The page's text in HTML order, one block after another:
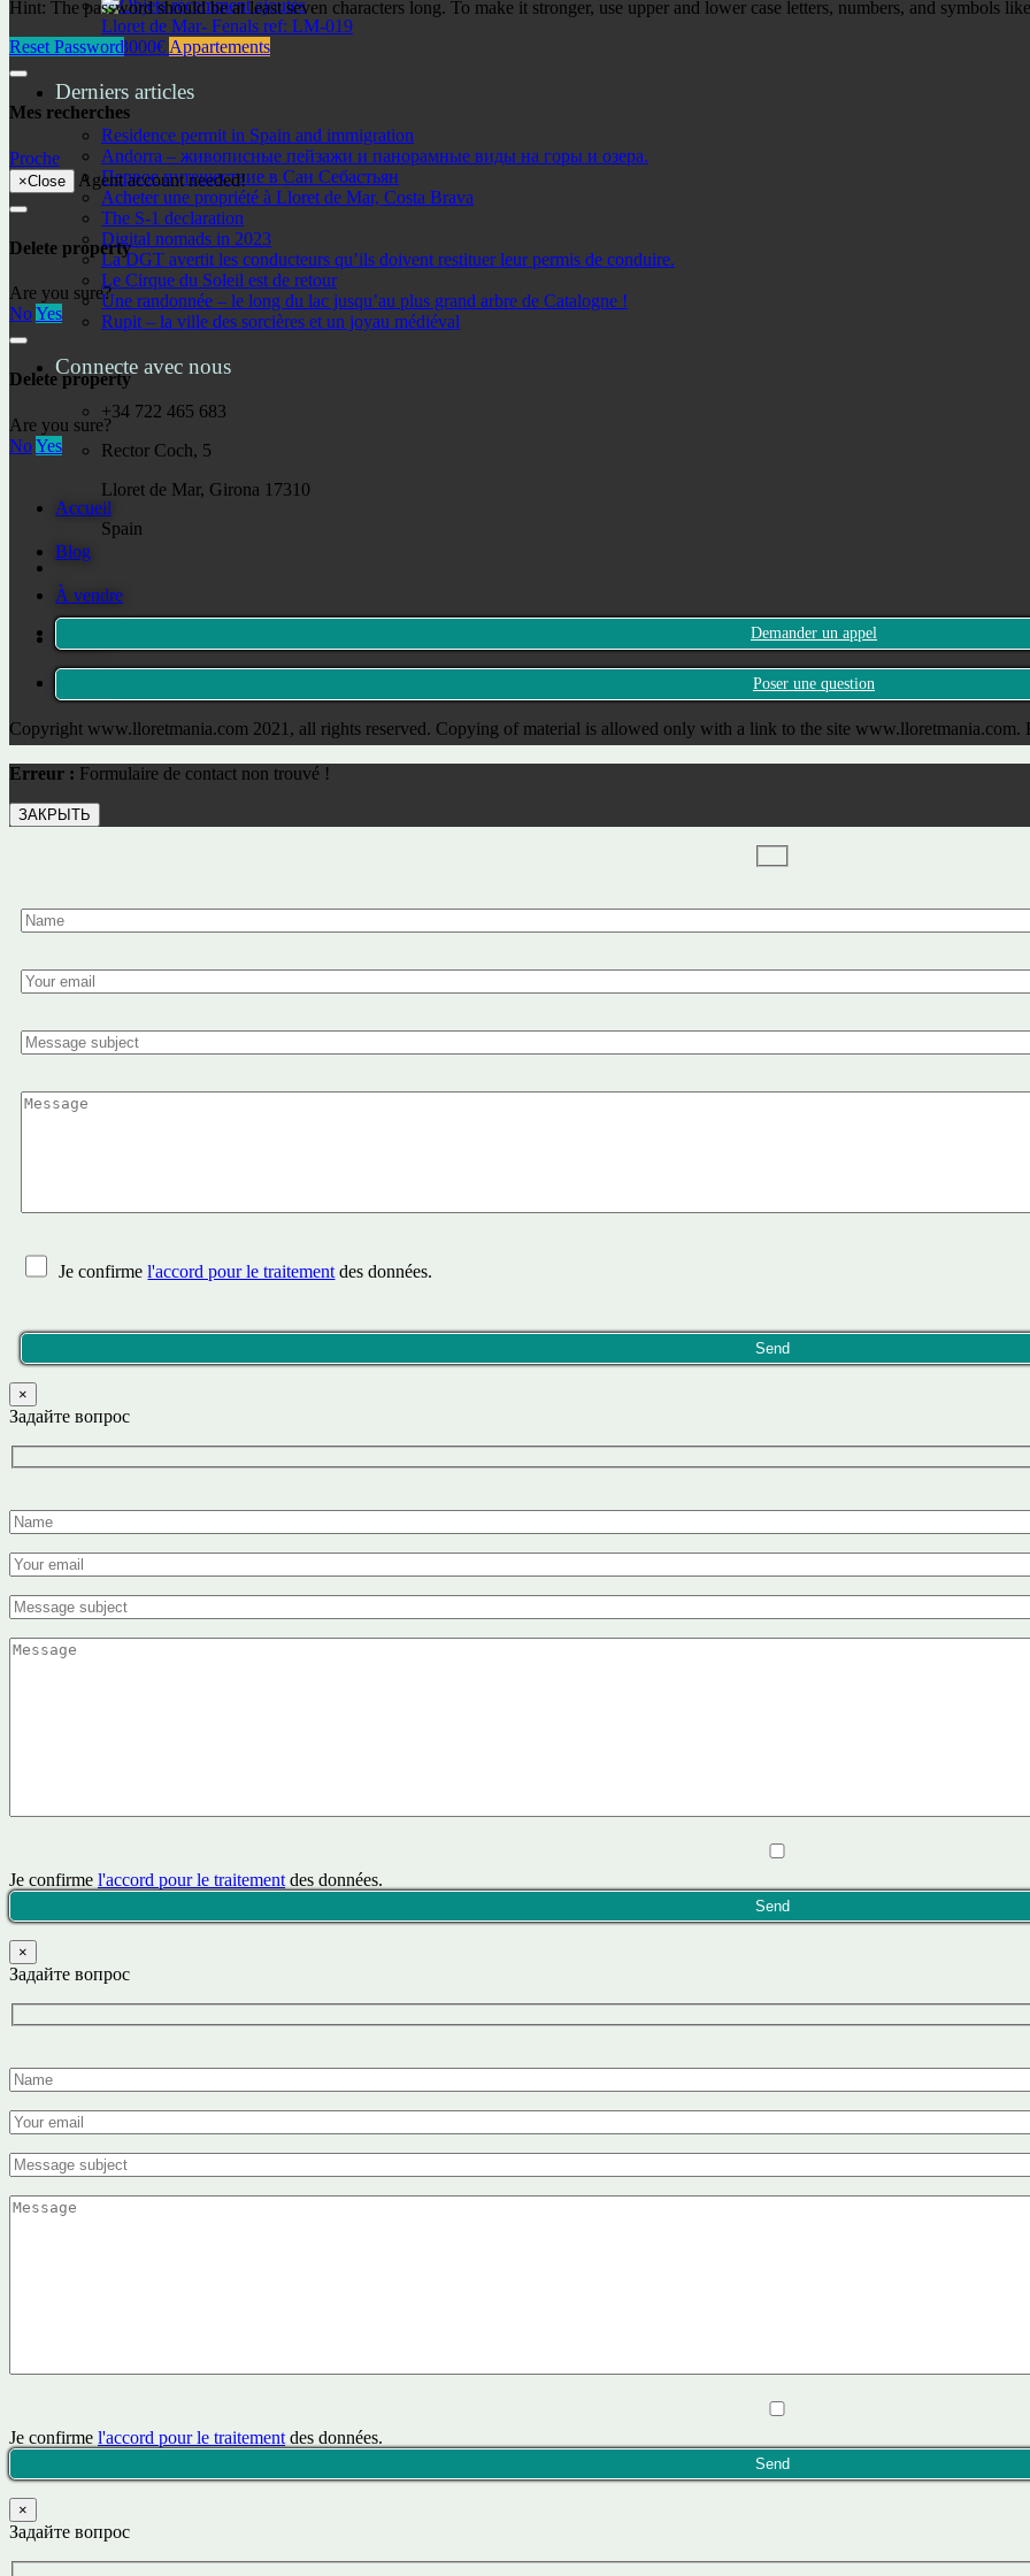
Hint: The password should be at least seven characters long. To make it stronger, use upper and lower case letters, numbers, and symbols
Reset Password
Mes recherches
Proche
×Close Agent account needed!
Delete property
Are you sure?
NoYes
Delete property
Are you sure?
NoYes
Accueil
Blog
À vendre
Lloret de Mar- Fenals ref: LM-019
233000€ Appartements
Derniers articles
Residence permit in Spain and immigration
Andorra – живописные пейзажи и панорамные виды на горы и озера.
Первое путешествие в Сан Себастьян
Acheter une propriété à Lloret de Mar, Costa Brava
The S-1 declaration
Digital nomads in 2023
La DGT avertit les conducteurs qu’ils doivent restituer leur permis de conduire.
Le Cirque du Soleil est de retour
Une randonnée – le long du lac jusqu’au plus grand arbre de Catalogne !
Rupit – la ville des sorcières et un joyau médiéval
Connecte avec nous
+34 722 465 683
Rector Coch, 5
Lloret de Mar, Girona 17310
Spain
Demander un appel
Poser une question
Copyright www.lloretmania.com 2021, all rights reserved. Copying of material is allowed only with a link to the site www.lloretmania.com.
Erreur : Formulaire de contact non trouvé !
ЗАКРЫТЬ
Je confirmel'accord pour le traitement des données.
×
Задайте вопрос
Je confirme l'accord pour le traitement des données.
×
Задайте вопрос
Je confirme l'accord pour le traitement des données.
×
Задайте вопрос